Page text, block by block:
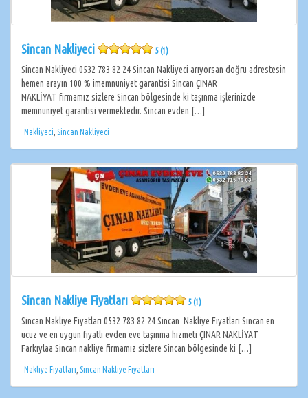
Sincan Nakliyeci 5 (1)
Sincan Nakliyeci 0532 783 82 24 Sincan Nakliyeci arıyorsan doğru adrestesin
hemen arayın 100 % imemnuniyet garantisi Sincan ÇINAR
NAKLİYAT firmamız sizlere Sincan bölgesinde ki taşınma işlerinizde
memnuniyet garantisi vermektedir. Sincan evden […]
Nakliyeci Sincan Nakliyeci
Sincan Nakliye Fiyatları 5 (1)
Sincan Nakliye Fiyatları 0532 783 82 24 Sincan Nakliye Fiyatları Sincan en
ucuz ve en uygun fiyatlı evden eve taşınma hizmeti ÇINAR NAKLİYAT
Farkıylaa Sincan nakliye firmamız sizlere Sincan bölgesinde ki […]
Nakliye Fiyatları Sincan Nakliye Fiyatları